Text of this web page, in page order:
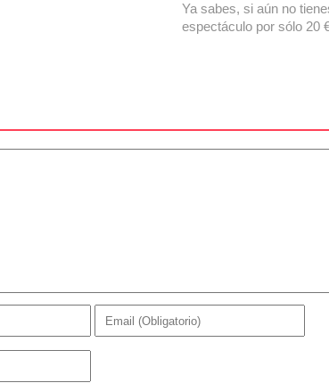
Ya sabes, si aún no
espectáculo por sólo 20